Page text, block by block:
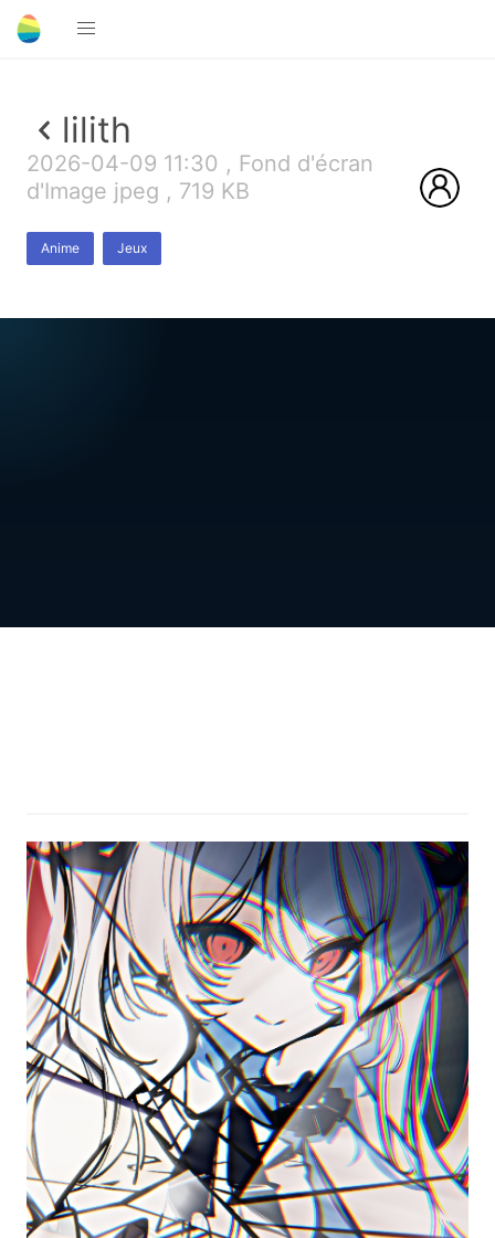
lilith
2026-04-09 11:30 , Fond d'écran
d'Image jpeg , 719 KB
Anime Jeux